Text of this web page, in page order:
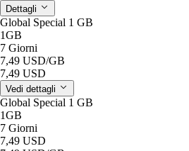
Dettagli
Global Special 1 GB
1GB
7 Giorni
7,49 USD/GB
7,49 USD
Vedi dettagli
Global Special 1 GB
1GB
7 Giorni
7,49 USD